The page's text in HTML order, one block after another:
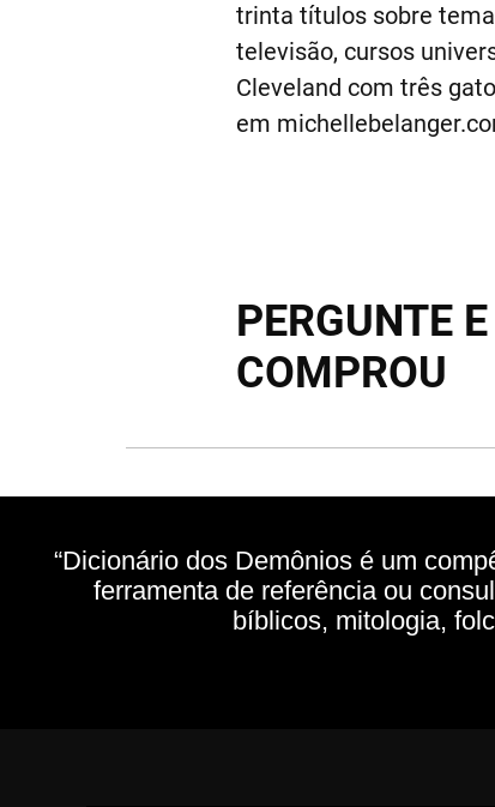
trinta títulos sobre
televisão, cursos
Cleveland com três
em
PERGUNTE
COMPROU
“Dicionário dos Demônios é um
ferramenta de referência ou
bíblicos, mitologia,